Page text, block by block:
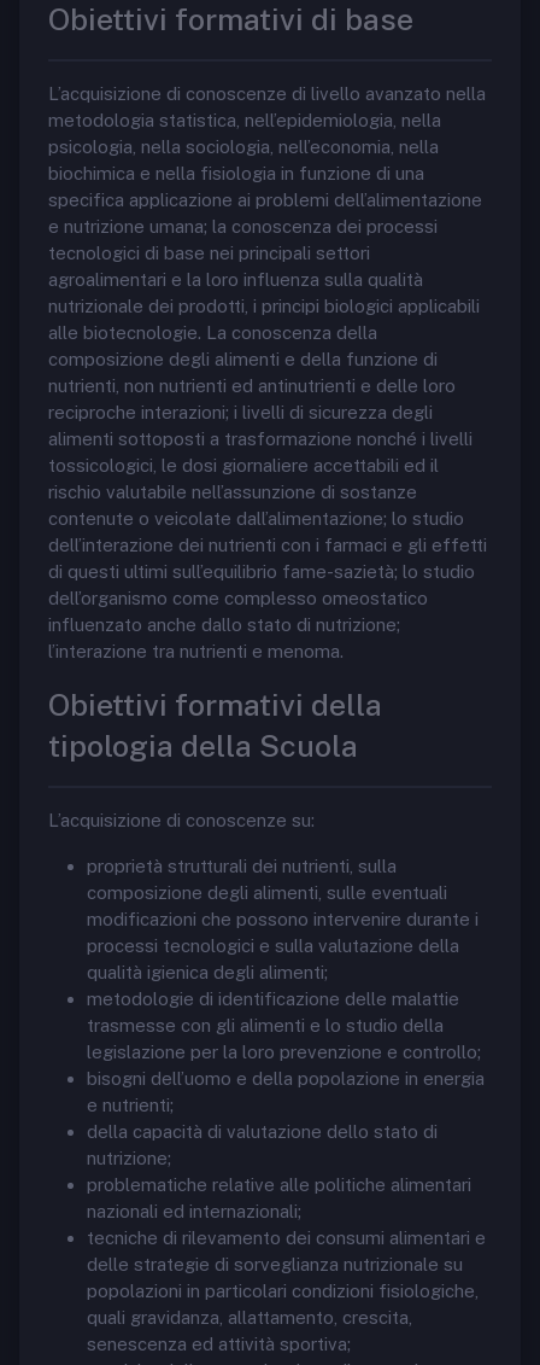
Obiettivi formativi di base
L’acquisizione di conoscenze di livello avanzato nella
metodologia statistica, nell’epidemiologia, nella
psicologia, nella sociologia, nell’economia, nella
biochimica e nella fisiologia in funzione di una
specifica applicazione ai problemi dell’alimentazione
e nutrizione umana; la conoscenza dei processi
tecnologici di base nei principali settori
agroalimentari e la loro influenza sulla qualità
nutrizionale dei prodotti, i principi biologici applicabili
alle biotecnologie. La conoscenza della
composizione degli alimenti e della funzione di
nutrienti, non nutrienti ed antinutrienti e delle loro
reciproche interazioni; i livelli di sicurezza degli
alimenti sottoposti a trasformazione nonché i livelli
tossicologici, le dosi giornaliere accettabili ed il
rischio valutabile nell’assunzione di sostanze
contenute o veicolate dall’alimentazione; lo studio
dell’interazione dei nutrienti con i farmaci e gli effetti
di questi ultimi sull’equilibrio fame-sazietà; lo studio
dell’organismo come complesso omeostatico
influenzato anche dallo stato di nutrizione;
l’interazione tra nutrienti e menoma.
Obiettivi formativi della
tipologia della Scuola
L’acquisizione di conoscenze su:
proprietà strutturali dei nutrienti, sulla
composizione degli alimenti, sulle eventuali
modificazioni che possono intervenire durante i
processi tecnologici e sulla valutazione della
qualità igienica degli alimenti;
metodologie di identificazione delle malattie
trasmesse con gli alimenti e lo studio della
legislazione per la loro prevenzione e controllo;
bisogni dell’uomo e della popolazione in energia
e nutrienti;
della capacità di valutazione dello stato di
nutrizione;
problematiche relative alle politiche alimentari
nazionali ed internazionali;
tecniche di rilevamento dei consumi alimentari e
delle strategie di sorveglianza nutrizionale su
popolazioni in particolari condizioni fisiologiche,
quali gravidanza, allattamento, crescita,
senescenza ed attività sportiva;